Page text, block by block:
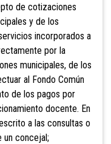
de cotizaciones
y de los
incorporados a
por la
municipales, de los
al Fondo Común
de los pagos por
docente. En
a las consultas o
un concejal;